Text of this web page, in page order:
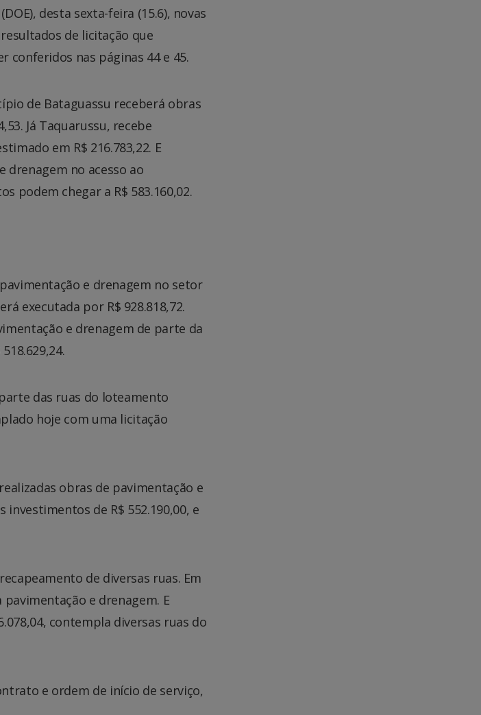
(DOE), desta sexta-feira (15.6), novas
de licitação que
conferidos nas páginas 44 e 45.
de Bataguassu receberá obras
Já Taquarussu, recebe
em R$ 216.783,22. E
drenagem no acesso ao
podem chegar a R$ 583.160,02.
e drenagem no setor
executada por R$ 928.818,72.
e drenagem de parte da
das ruas do loteamento
hoje com uma licitação
obras de pavimentação e
de R$ 552.190,00, e
de diversas ruas. Em
pavimentação e drenagem. E
contempla diversas ruas do
e ordem de início de serviço,